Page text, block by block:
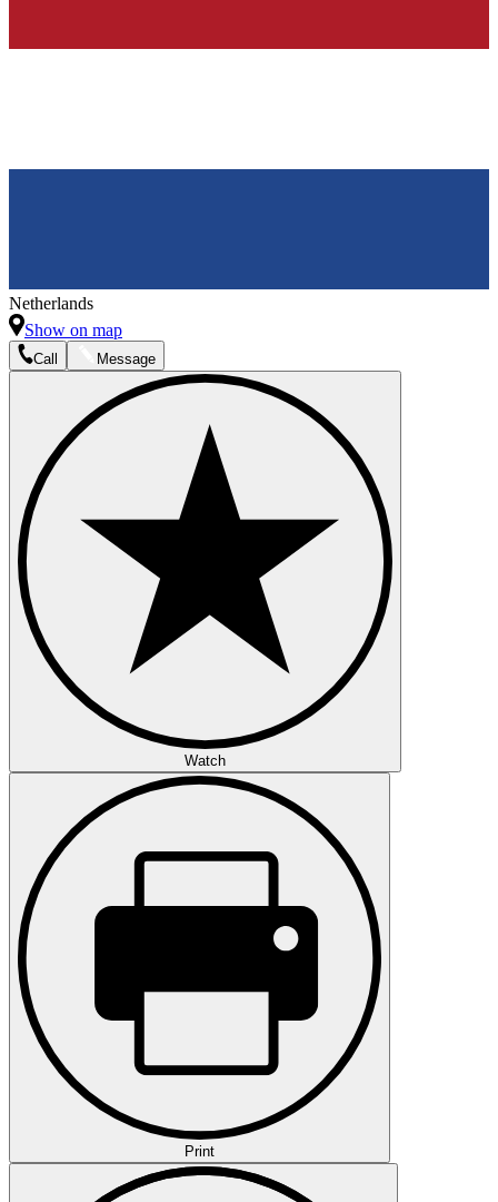
Netherlands
Show on map
Call Message
Watch
Print